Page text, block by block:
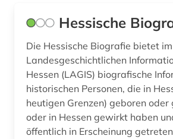
partei (1)
pfarrer (1)
physik (1)
picasso (1)
polen (1)
Hessische
Die Hessische Biografie bietet
Landesgeschichtlichen
Hessen (LAGIS) biografische
historischen Personen, die in
heutigen Grenzen) geboren oder
oder in Hessen gewirkt haben
öffentlich in Erscheinung